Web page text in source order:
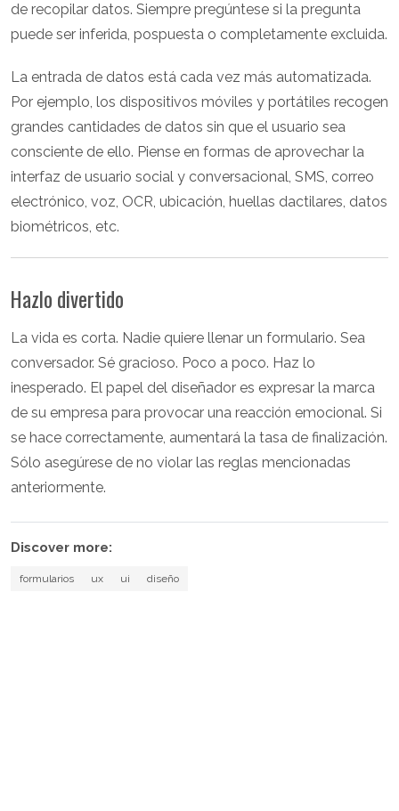
de recopilar datos. Siempre pregúntese si la pregunta
puede ser inferida, pospuesta o completamente excluida.
La entrada de datos está cada vez más automatizada.
Por ejemplo, los dispositivos móviles y portátiles recogen
grandes cantidades de datos sin que el usuario sea
consciente de ello. Piense en formas de aprovechar la
interfaz de usuario social y conversacional, SMS, correo
electrónico, voz, OCR, ubicación, huellas dactilares, datos
biométricos, etc.
Hazlo divertido
La vida es corta. Nadie quiere llenar un formulario. Sea
conversador. Sé gracioso. Poco a poco. Haz lo
inesperado. El papel del diseñador es expresar la marca
de su empresa para provocar una reacción emocional. Si
se hace correctamente, aumentará la tasa de finalización.
Sólo asegúrese de no violar las reglas mencionadas
anteriormente.
Discover more:
formularios ux ui diseño